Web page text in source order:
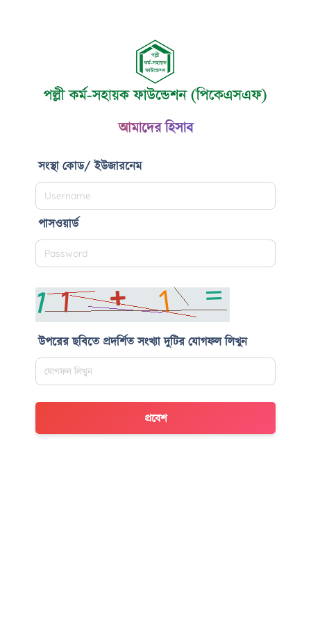
আমাদের হিসাব
সংস্থা কোড/ ইউজারনেম
পাসওয়ার্ড
উপরের ছবিতে প্রদর্শিত সংখ্যা দুটির যোগফল লিখুন